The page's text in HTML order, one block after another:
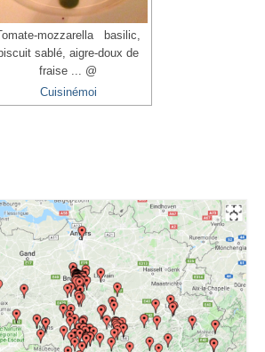
Tomate-mozzarella basilic,
biscuit sablé, aigre-doux de
fraise ... @
Cuisinémoi